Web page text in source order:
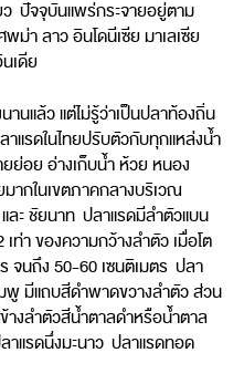
ว ปัจจุบันแพร่กระจายอยู่ตาม
ม่า ลาว อินโดนีเซีย มาเลเซีย
เดีย
นแล้ว แต่ไม่รู้ว่าเป็นปลาท้องถิ่น
าแรดในไทยปรับตัวกับทุกแหล่งน้ำ
ย่อย อ่างเก็บน้ำ ห้วย หนอง
ากในเขตภาคกลางบริเวณ
ะ ชัยนาท ปลาแรดมีลำตัวแบน
ท่า ของความกว้างลำตัว เมื่อโต
จนถึง 50-60 เซนติเมตร ปลา
พู มีแถบสีดำพาดขวางลำตัว ส่วน
างลำตัวสีน้ำตาลดำหรือน้ำตาล
าแรดนึ่งมะนาว ปลาแรดทอด